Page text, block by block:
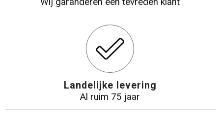
Wij garanderen een tevreden klant
Landelijke levering
Al ruim 75 jaar